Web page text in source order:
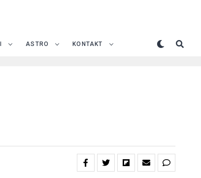
ASTRO KONTAKT